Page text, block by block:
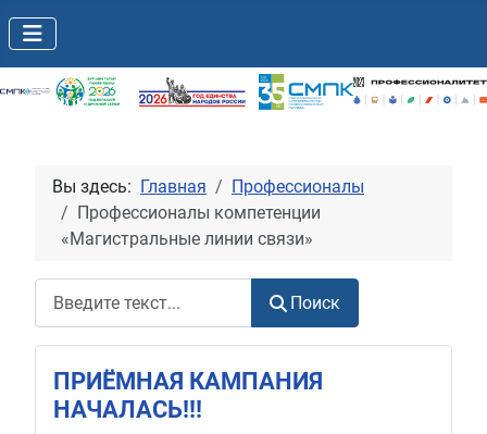
Вы здесь: Главная
Профессионалы
Профессионалы компетенции
«Магистральные линии связи»
Поиск
ПРИЁМНАЯ КАМПАНИЯ
НАЧАЛАСЬ!!!